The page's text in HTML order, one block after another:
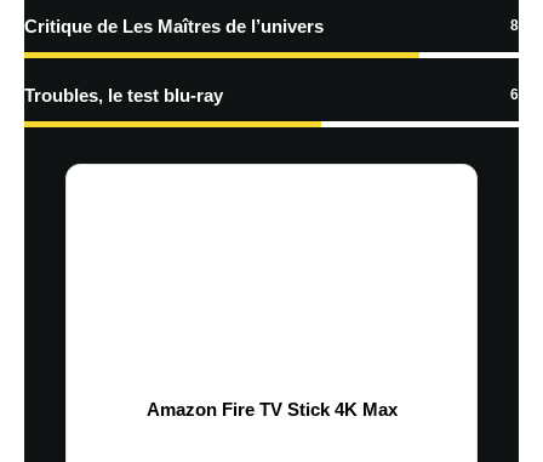
Critique de Les Maîtres de l’univers 8
Troubles, le test blu-ray 6
Amazon Fire TV Stick 4K Max